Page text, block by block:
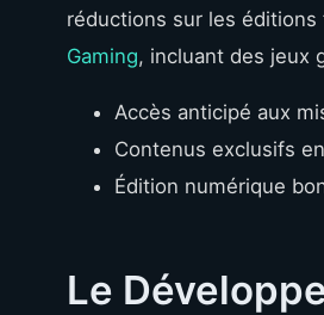
réductions sur les
Gaming, incluant des jeux
Accès anticipé aux
Contenus exclusifs
Édition numérique
Le